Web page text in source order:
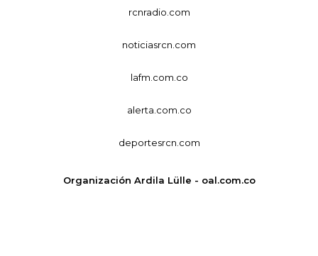
rcnradio.com
noticiasrcn.com
lafm.com.co
alerta.com.co
deportesrcn.com
Organización Ardila Lülle - oal.com.co